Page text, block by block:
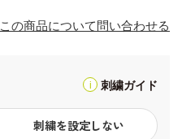
この商品について問い合わせる
刺繍ガイド
刺繍を設定しない